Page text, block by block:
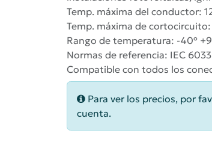
Temp. máxima del conductor:
Temp. máxima de cortocircuito:
Rango de temperatura: -40º
Normas de referencia: IEC
Compatible con todos los
Para ver los precios, por
cuenta.